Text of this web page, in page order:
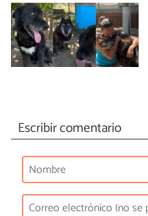
Escribir comentario